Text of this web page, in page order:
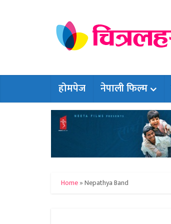
होमपेज नेपाली फिल्म
Home»Nepathya Band